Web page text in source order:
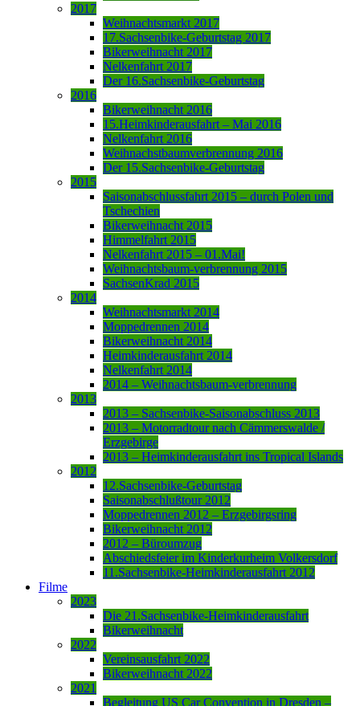
2017
Weihnachtsmarkt 2017
17.Sachsenbike-Geburtstag 2017
Bikerweihnacht 2017
Nelkenfahrt 2017
Der 16.Sachsenbike-Geburtstag
2016
Bikerweihnacht 2016
15.Heimkinderausfahrt – Mai 2016
Nelkenfahrt 2016
Weihnachstbaumverbrennung 2016
Der 15.Sachsenbike-Geburtstag
2015
Saisonabschlussfahrt 2015 – durch Polen und
Tschechien
Bikerweihnacht 2015
Himmelfahrt 2015
Nelkenfahrt 2015 – 01.Mai!
Weihnachtsbaum-verbrennung 2015
SachsenKrad 2015
2014
Weihnachtsmarkt 2014
Moppedrennen 2014
Bikerweihnacht 2014
Heimkinderausfahrt 2014
Nelkenfahrt 2014
2014 – Weihnachtsbaum-verbrennung
2013
2013 – Sachsenbike-Saisonabschluss 2013
2013 – Motorradtour nach Cämmerswalde /
Erzgebirge
2013 – Heimkinderausfahrt ins Tropical Islands
2012
12.Sachsenbike-Geburtstag
Saisonabschlußtour 2012
Moppedrennen 2012 – Erzgebirgsring
Bikerweihnacht 2012
2012 – Büroumzug
Abschiedsfeier im Kinderkurheim Volkersdorf
11.Sachsenbike-Heimkinderausfahrt 2012
Filme
2023
Die 21.Sachsenbike-Heimkinderausfahrt
Bikerweihnacht
2022
Vereinsausfahrt 2022
Bikerweihnacht 2022
2021
Begleitung US Car Convention in Dresden –